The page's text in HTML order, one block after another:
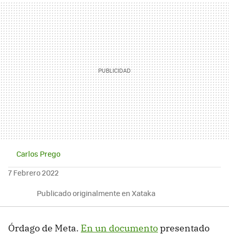
MAIL
Carlos Prego
7 Febrero 2022
Publicado originalmente en Xataka
Órdago de Meta. En un documentopresentado